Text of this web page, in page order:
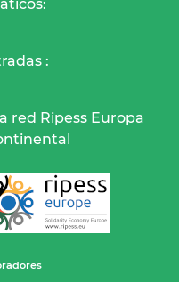
:
red Ripess Europa